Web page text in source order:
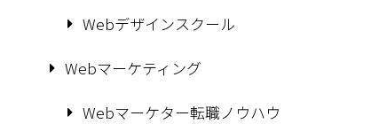
Webデザインスクール
Webマーケティング
Webマーケター転職ノウハウ